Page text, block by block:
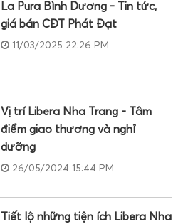
La Pura Bình Dương - Tin tức,
giá bán CĐT Phát Đạt
11/03/2025 22:26 PM
Vị trí Libera Nha Trang - Tâm
điểm giao thương và nghỉ
dưỡng
26/05/2024 15:44 PM
Tiết lộ những tiện ích Libera Nha